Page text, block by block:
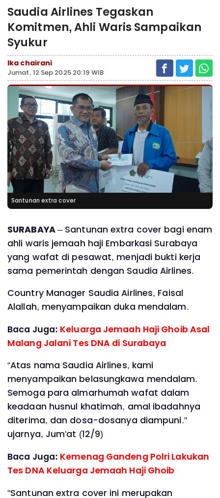
Saudia Airlines Tegaskan
Komitmen, Ahli Waris Sampaikan
Syukur
Ika chairani
Jumat, 12 Sep 2025 20:19 WIB
Santunan extra cover
SURABAYA– Santunan extra cover bagi enam
ahli waris jemaah haji Embarkasi Surabaya
yang wafat di pesawat, menjadi bukti kerja
sama pemerintah dengan Saudia Airlines.
Country Manager Saudia Airlines, Faisal
Alallah, menyampaikan duka mendalam.
Baca Juga: Keluarga Jemaah Haji Ghoib Asal
Malang Jalani Tes DNA di Surabaya
“Atas nama Saudia Airlines, kami
menyampaikan belasungkawa mendalam.
Semoga para almarhumah wafat dalam
keadaan husnul khatimah, amal ibadahnya
diterima, dan dosa-dosanya diampuni."
ujarnya, Jum'at (12/9)
Baca Juga: Kemenag Gandeng Polri Lakukan
Tes DNA Keluarga Jemaah Haji Ghoib
"Santunan extra cover ini merupakan